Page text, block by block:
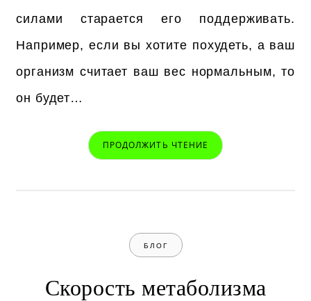
силами старается его поддерживать.
Например, если вы хотите похудеть, а ваш
организм считает ваш вес нормальным, то
он будет…
ПРОДОЛЖИТЬ ЧТЕНИЕ
БЛОГ
Скорость метаболизма